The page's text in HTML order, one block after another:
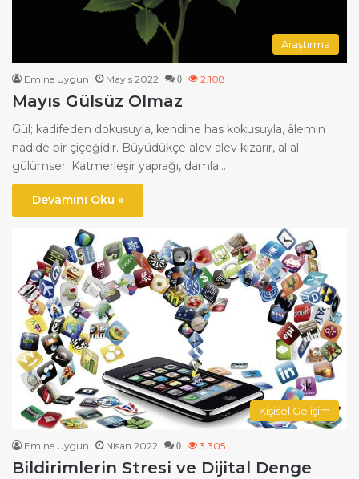
Araştırma
Emine Uygun Mayıs 2022 0 2.108
Mayıs Gülsüz Olmaz
Gül; kadifeden dokusuyla, kendine has kokusuyla, âlemin
nadide bir çiçeğidir. Büyüdükçe alev alev kızarır, al al
gülümser. Katmerleşir yaprağı, damla…
Devamını Oku »
Kişisel Gelişim
Emine Uygun Nisan 2022 0 3.305
Bildirimlerin Stresi ve Dijital Denge